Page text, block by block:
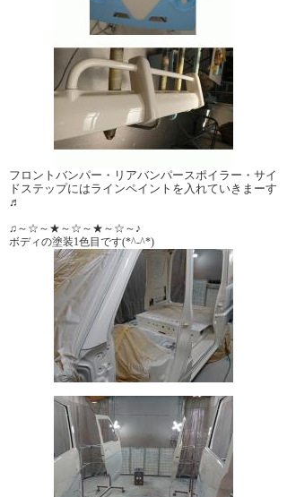
フロントバンパー・リアバンパースポイラー・サイ
ドステップにはラインペイントを入れていきまーす
♬
♫～☆～★～☆～★～☆～♪
ボディの塗装1色目です(*^-^*)